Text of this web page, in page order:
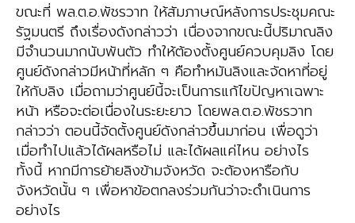
ขณะที่ พล.ต.อ.พัชรวาท ให้สัมภาษณ์หลังการประชุมคณะ
รัฐมนตรี ถึงเรื่องดังกล่าวว่า เนื่องจากขณะนี้ปริมาณลิง
มีจำนวนมากนับพันตัว ทำให้ต้องตั้งศูนย์ควบคุมลิง โดย
ศูนย์ดังกล่าวมีหน้าที่หลัก ๆ คือทำหมันลิงและจัดหาที่อยู่
ให้กับลิง เมื่อถามว่าศูนย์นี้จะเป็นการแก้ไขปัญหาเฉพาะ
หน้า หรือจะต่อเนื่องในระยะยาว โดยพล.ต.อ.พัชรวาท
กล่าวว่า ตอนนี้จัดตั้งศูนย์ดังกล่าวขึ้นมาก่อน เพื่อดูว่า
เมื่อทำไปแล้วได้ผลหรือไม่ และได้ผลแค่ไหน อย่างไร
ทั้งนี้ หากมีการย้ายลิงข้ามจังหวัด จะต้องหารือกับ
จังหวัดนั้น ๆ เพื่อหาข้อตกลงร่วมกันว่าจะดำเนินการ
อย่างไร